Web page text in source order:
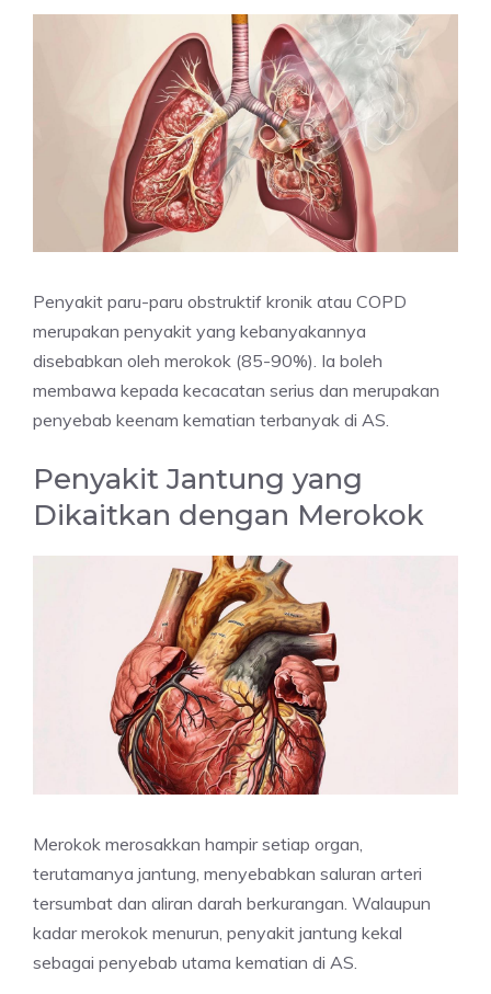
Penyakit paru-paru obstruktif kronik atau COPD
merupakan penyakit yang kebanyakannya
disebabkan oleh merokok (85-90%). Ia boleh
membawa kepada kecacatan serius dan merupakan
penyebab keenam kematian terbanyak di AS.
Penyakit Jantung yang
Dikaitkan dengan Merokok
Merokok merosakkan hampir setiap organ,
terutamanya jantung, menyebabkan saluran arteri
tersumbat dan aliran darah berkurangan. Walaupun
kadar merokok menurun, penyakit jantung kekal
sebagai penyebab utama kematian di AS.